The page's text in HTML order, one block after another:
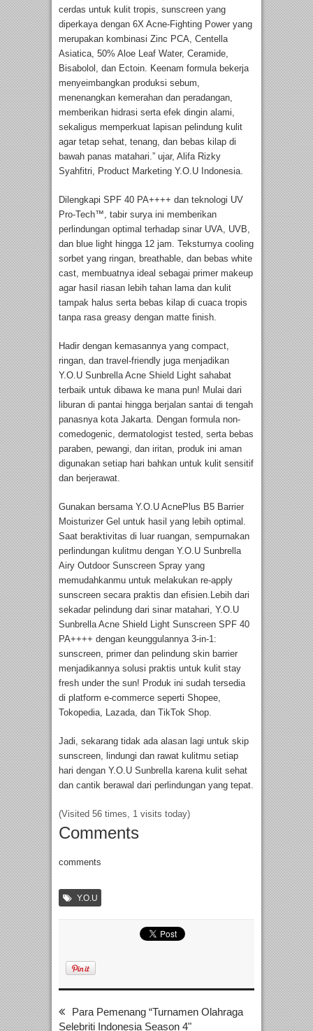
cerdas untuk kulit tropis, sunscreen yang
diperkaya dengan 6X Acne-Fighting Power yang
merupakan kombinasi Zinc PCA, Centella
Asiatica, 50% Aloe Leaf Water, Ceramide,
Bisabolol, dan Ectoin. Keenam formula bekerja
menyeimbangkan produksi sebum,
menenangkan kemerahan dan peradangan,
memberikan hidrasi serta efek dingin alami,
sekaligus memperkuat lapisan pelindung kulit
agar tetap sehat, tenang, dan bebas kilap di
bawah panas matahari.” ujar, Alifa Rizky
Syahfitri, Product Marketing Y.O.U Indonesia.
Dilengkapi SPF 40 PA++++ dan teknologi UV
Pro-Tech™, tabir surya ini memberikan
perlindungan optimal terhadap sinar UVA, UVB,
dan blue light hingga 12 jam. Teksturnya cooling
sorbet yang ringan, breathable, dan bebas white
cast, membuatnya ideal sebagai primer makeup
agar hasil riasan lebih tahan lama dan kulit
tampak halus serta bebas kilap di cuaca tropis
tanpa rasa greasy dengan matte finish.
Hadir dengan kemasannya yang compact,
ringan, dan travel-friendly juga menjadikan
Y.O.U Sunbrella Acne Shield Light sahabat
terbaik untuk dibawa ke mana pun! Mulai dari
liburan di pantai hingga berjalan santai di tengah
panasnya kota Jakarta. Dengan formula non-
comedogenic, dermatologist tested, serta bebas
paraben, pewangi, dan iritan, produk ini aman
digunakan setiap hari bahkan untuk kulit sensitif
dan berjerawat.
Gunakan bersama Y.O.U AcnePlus B5 Barrier
Moisturizer Gel untuk hasil yang lebih optimal.
Saat beraktivitas di luar ruangan, sempurnakan
perlindungan kulitmu dengan Y.O.U Sunbrella
Airy Outdoor Sunscreen Spray yang
memudahkanmu untuk melakukan re-apply
sunscreen secara praktis dan efisien.Lebih dari
sekadar pelindung dari sinar matahari, Y.O.U
Sunbrella Acne Shield Light Sunscreen SPF 40
PA++++ dengan keunggulannya 3-in-1:
sunscreen, primer dan pelindung skin barrier
menjadikannya solusi praktis untuk kulit stay
fresh under the sun! Produk ini sudah tersedia
di platform e-commerce seperti Shopee,
Tokopedia, Lazada, dan TikTok Shop.
Jadi, sekarang tidak ada alasan lagi untuk skip
sunscreen, lindungi dan rawat kulitmu setiap
hari dengan Y.O.U Sunbrella karena kulit sehat
dan cantik berawal dari perlindungan yang tepat.
(Visited 56 times, 1 visits today)
Comments
comments
Y.O.U
Para Pemenang “Turnamen Olahraga
Selebriti Indonesia Season 4"